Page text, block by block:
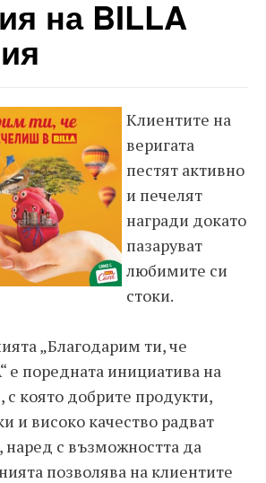
на BILLA
Клиентите на
веригата
пестят активно
и печелят
награди докато
пазаруват
любимите си
стоки.
„Благодарим ти, че
е поредната инициатива на
с която добрите продукти,
и високо качество радват
наред с възможността да
позволява на клиентите